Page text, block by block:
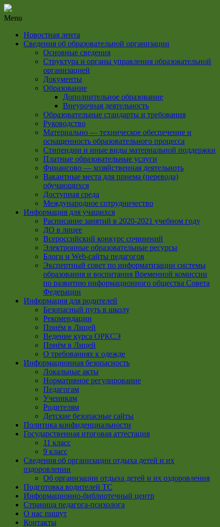
Menu
Новостная лента
Сведения об образовательной организации
Основные сведения
Структура и органы управления образовательной
организацией
Документы
Образование
Дополнительное образование
Внеурочная деятельность
Образовательные стандарты и требования
Руководство
Материально — техническое обеспечение и
оснащенность образовательного процесса
Стипендии и иные виды материальной поддержки
Платные образовательные услуги
Финансово — хозяйственная деятельноть
Вакантные места для приема (перевода)
обучающихся
Доступная среда
Международное сотрудничество
Информация для учащихся
Расписание занятий в 2020-2021 учебном году
ДО в лицее
Всероссийский конкурс сочинений
Электронные образовательные ресурсы
Блоги и Web-сайты педагогов
Экспертный совет по информатизации системы
образования и воспитания Временной комиссии
по развитию информационного общества Совета
Федерации
Информация для родителей
Безопасный путь в школу
Рекомендации
Приём в Лицей
Ведение курса ОРКСЭ
Приём в Лицей
О требованиях к одежде
Информационная безопасность
Локальные акты
Нормативное регулирование
Педагогам
Ученикам
Родителям
Детские безопасные сайты
Политика конфиденциальности
Государственная итоговая аттестация
11 класс
9 класс
Сведения об организации отдыха детей и их
оздоровлении
Об организации отдыха детей и их оздоровления
Подготовка водителей ТС
Информационно-библиотечный центр
Страница педагога-психолога
О нас пишут
Контакты